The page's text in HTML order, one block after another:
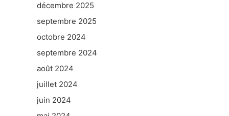
décembre 2025
septembre 2025
octobre 2024
septembre 2024
août 2024
juillet 2024
juin 2024